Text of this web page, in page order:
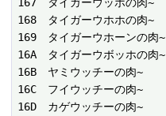
168　タイガーウホホの肉~
169　タイガーウホーンの肉~
16A　タイガーウボッホの肉~
16B　ヤミウッチーの肉~
16C　フイウッチーの肉~
16D　カゲウッチーの肉~